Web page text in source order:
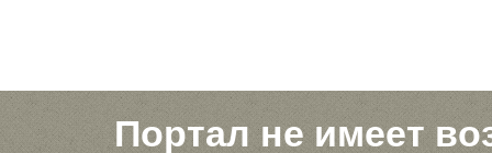
Портал не имеет